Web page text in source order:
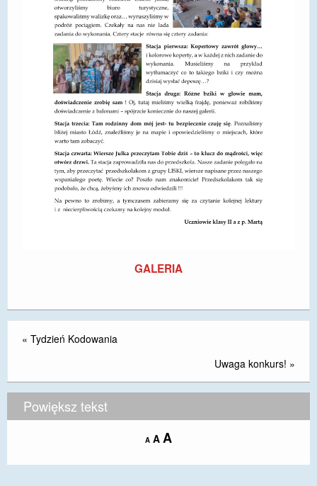
POLITYKA PRYWATNOŚCI
RODO
EGZAMIN ÓSMOKLASISTY
STANDARDY OCHRONY MAŁOLETNICH
PROJEKT ,,SZKOŁY Z JAKOŚCIĄ – ROZWÓJ
KSZTAŁCENIA OGÓLNEGO NA TERENIE MIASTA
ŻORY”
REKRUTACJA 2026/2027
mLegitymacja
GALERIA
« Tydzień Kodowania
Uwaga konkurs! »
Powiększ tekst
A Decrease
size.
A Reset
size.
AIncrease
size.